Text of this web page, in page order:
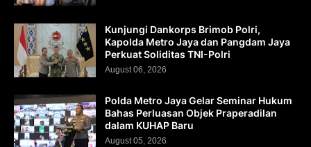
Kunjungi Dankorps Brimob Polri,
Kapolda Metro Jaya dan Pangdam Jaya
Perkuat Soliditas TNI-Polri
August 06, 2026
Polda Metro Jaya Gelar Seminar Hukum
Bahas Perluasan Objek Praperadilan
dalam KUHAP Baru
August 05, 2026